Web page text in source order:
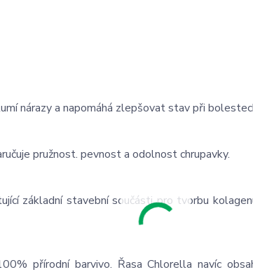
nárazy a napomáhá zlepšovat stav při
pružnost. pevnost a odolnost chrupavky.
základní stavební součásti pro tvorbu
přírodní barvivo. Řasa Chlorella navíc